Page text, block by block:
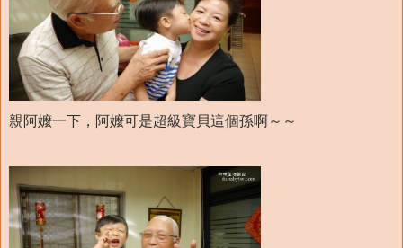
親阿嬤一下，阿嬤可是超級寶貝這個孫啊～～